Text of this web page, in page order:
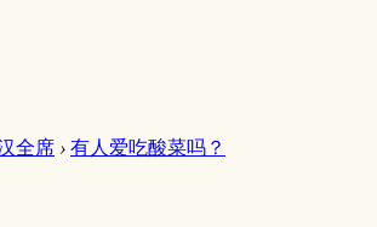
全席 › 有人爱吃酸菜吗？